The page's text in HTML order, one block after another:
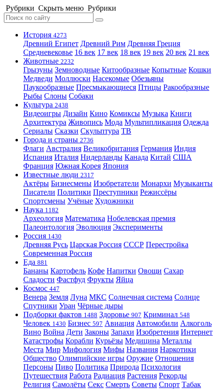
Рубрики Скрыть меню Рубрики
История 4273
Древний Египет Древний Рим Древняя Греция
Средневековье 16 век 17 век 18 век 19 век 20 век 21 век
Животные 2232
Грызуны Земноводные Китообразные Копытные Кошки
Медведи Моллюски Насекомые Обезьяны
Паукообразные Пресмыкающиеся Птицы Ракообразные
Рыбы Слоны Собаки
Культура 2438
Видеоигры Дизайн Кино Комиксы Музыка Книги
Архитектура Живопись Мода Мультипликация Одежда
Сериалы Сказки Скульптура ТВ
Города и страны 2736
Флаги Австралия Великобритания Германия Индия
Испания Италия Нидерланды Канада Китай США
Франция Южная Корея Япония
Известные люди 2317
Актёры Бизнесмены Изобретатели Монархи Музыканты
Писатели Политики Преступники Режиссёры
Спортсмены Учёные Художники
Наука 1182
Археология Математика Нобелевская премия
Палеонтология Эволюция Эксперименты
Россия 1430
Древняя Русь Царская Россия СССР Перестройка
Современная Россия
Еда 881
Бананы Картофель Кофе Напитки Овощи Сахар
Сладости Фастфуд Фрукты Яйца
Космос 447
Венера Земля Луна МКС Солнечная система Солнце
Спутники Уран Чёрные дыры
Подборки фактов 1488 Здоровье 907 Криминал 548
Человек 1430 Бизнес 597 Авиация Автомобили Алкоголь
Вино Война Дети Законы Запахи Изобретения Интернет
Катастрофы Корабли Курьёзы Медицина Металлы
Места Мир Мифология Мифы Названия Наркотики
Общество Олимпийские игры Оружие Отношения
Персоны Пиво Политика Природа Психология
Путешествия Работа Радиация Растения Рекорды
Религия Самолёты Секс Смерть Советы Спорт Табак